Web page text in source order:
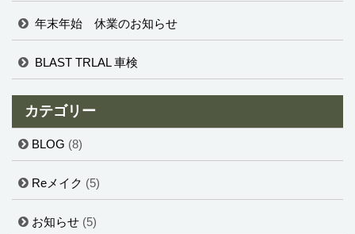
年末年始 休業のお知らせ
BLAST TRLAL 車検
カテゴリー
BLOG (8)
Reメイク (5)
お知らせ (5)